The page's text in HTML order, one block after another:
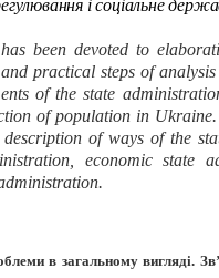
і соціальне
been devoted to
practical steps of
of the state
of population in
of ways of the
economic state
в загальному вигляді.